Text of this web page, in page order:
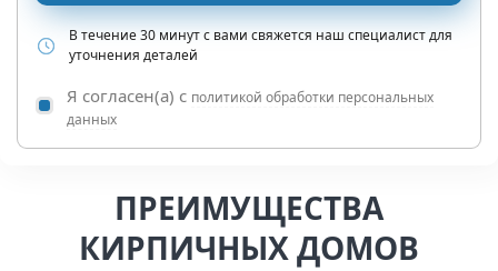
В течение 30 минут с вами свяжется наш специалист для
уточнения деталей
Я согласен(а) с политикой обработки персональных
данных
ПРЕИМУЩЕСТВА
КИРПИЧНЫХ ДОМОВ